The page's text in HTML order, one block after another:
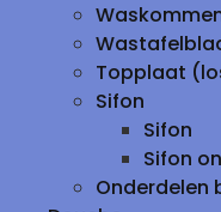
Topplaat
Sifon
Sifon
Sifon
Onderdelen